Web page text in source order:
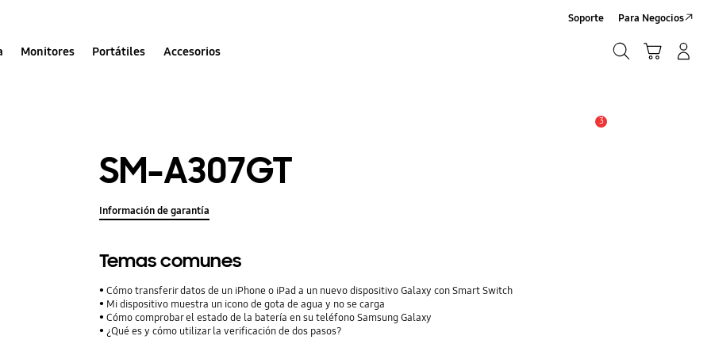
Monitores Portátiles Accesorios
Soporte Para Negocios
3
SM-A307GT
Información de garantía
Temas comunes
Cómo transferir datos de un iPhone o iPad a un nuevo dispositivo Galaxy con Smart Switch
Mi dispositivo muestra un icono de gota de agua y no se carga
Cómo comprobar el estado de la batería en su teléfono Samsung Galaxy
¿Qué es y cómo utilizar la verificación de dos pasos?